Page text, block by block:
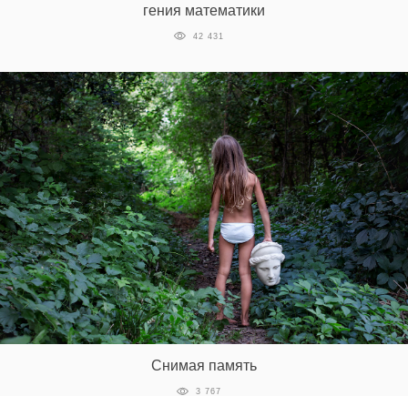
гения математики
42 431
Снимая память
3 767